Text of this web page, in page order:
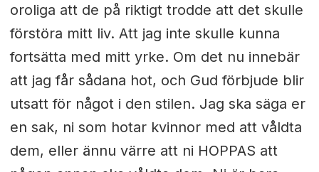
oroliga att de på riktigt trodde att det skulle
förstöra mitt liv. Att jag inte skulle kunna
fortsätta med mitt yrke. Om det nu innebär
att jag får sådana hot, och Gud förbjude blir
utsatt för något i den stilen. Jag ska säga er
en sak, ni som hotar kvinnor med att våldta
dem, eller ännu värre att ni HOPPAS att